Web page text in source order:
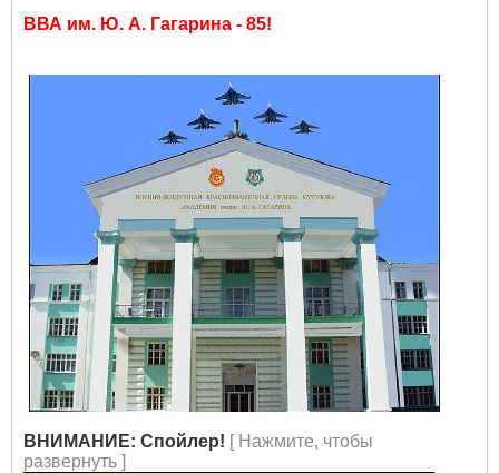
ВВА им. Ю. А. Гагарина - 85!
ВНИМАНИЕ: Спойлер! [ Нажмите, чтобы
развернуть ]